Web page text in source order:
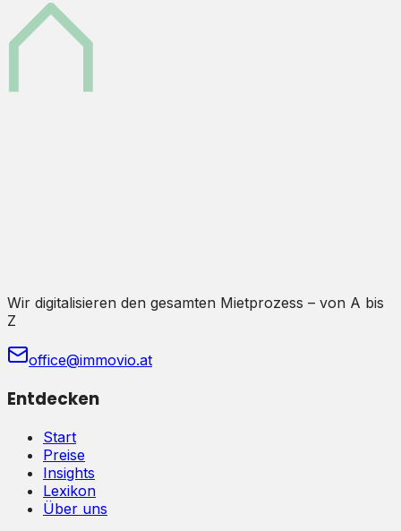
Wir digitalisieren den gesamten Mietprozess – von A bis
Z
office@immovio.at
Entdecken
Start
Preise
Insights
Lexikon
Über uns